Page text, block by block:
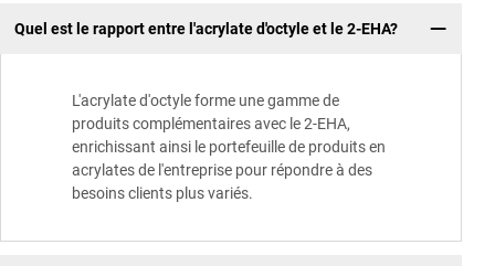
Quel est le rapport entre l'acrylate d'octyle et le 2-EHA?
L'acrylate d'octyle forme une gamme de
produits complémentaires avec le 2-EHA,
enrichissant ainsi le portefeuille de produits en
acrylates de l'entreprise pour répondre à des
besoins clients plus variés.